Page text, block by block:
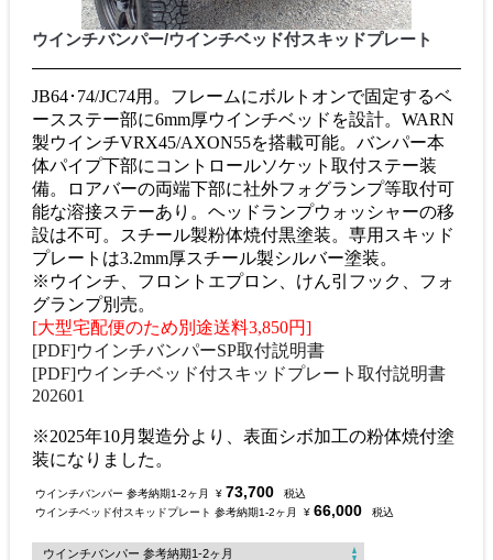
ウインチバンパー/ウインチベッド付スキッドプレート
JB64･74/JC74用。フレームにボルトオンで固定するベ
ースステー部に6mm厚ウインチベッドを設計。WARN
製ウインチVRX45/AXON55を搭載可能。バンパー本
体パイプ下部にコントロールソケット取付ステー装
備。ロアバーの両端下部に社外フォグランプ等取付可
能な溶接ステーあり。ヘッドランプウォッシャーの移
設は不可。スチール製粉体焼付黒塗装。専用スキッド
プレートは3.2mm厚スチール製シルバー塗装。
※ウインチ、フロントエプロン、けん引フック、フォ
グランプ別売。
[大型宅配便のため別途送料3,850円]
[PDF]ウインチバンパーSP取付説明書
[PDF]ウインチベッド付スキッドプレート取付説明書
202601
※2025年10月製造分より、表面シボ加工の粉体焼付塗
装になりました。
ウインチバンパー 参考納期1-2ヶ月 ¥ 73,700
税込
ウインチベッド付スキッドプレート 参考納期1-2ヶ月
¥ 66,000 税込